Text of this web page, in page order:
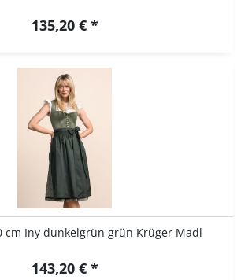
135,20 € *
cm Iny dunkelgrün grün Krüger Madl
143,20 € *